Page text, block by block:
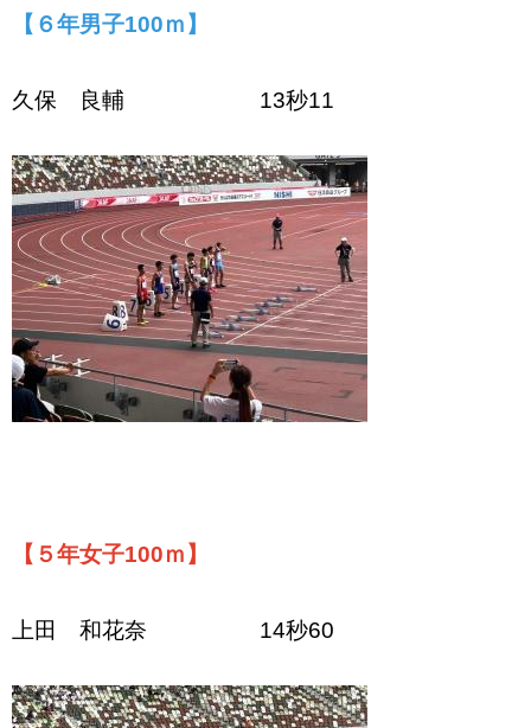
【６年男子100ｍ 】
久保 良輔 13秒11
【５年女子100ｍ 】
上田 和花奈 14秒60